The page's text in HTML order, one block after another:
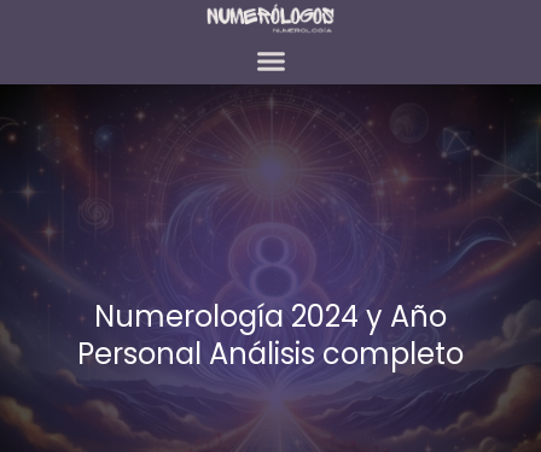
Numerología 2024 y Año
Personal Análisis completo